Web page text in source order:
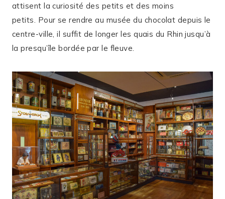
attisent la curiosité des petits et des moins
petits. Pour se rendre au musée du chocolat depuis le
centre-ville, il suffit de longer les quais du Rhin jusqu’à
la presqu’île bordée par le fleuve.